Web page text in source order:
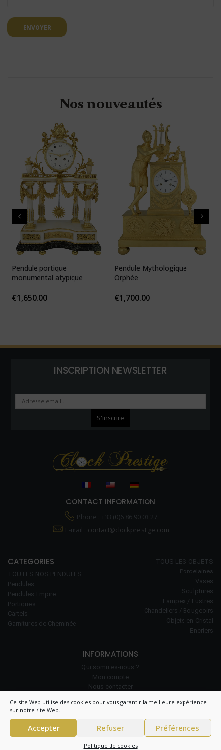
Ce site Web utilise des cookies pour vous garantir la meilleure expérience
sur notre site Web.
Accepter Refuser Préférences
Politique de cookies
ENVOYER
Nos nouveautés
Pendule portique
monumental atypique
€1,650.00
Pendule Mythologique
Orphée
€1,700.00
INSCRIPTION NEWSLETTER
CONTACT INFORMATION
Phone : +33 (0)6 86 90 03 27
E-mail : contact@clockprestige.com
CATEGORIES
TOUTES NOS PENDULES
Pendules
Pendules Empire
Portiques
Cartels
Garnitures de Cheminée
TOUS LES OBJETS
Porcelaines
Vases
Sculptures
Lampes / Lustres
Chandeliers / Bougeoirs
Objets en Cristal
Encriers
INFORMATIONS
Qui sommes-nous ?
Mon compte
Nous contacter
Politique de cookies (UE)